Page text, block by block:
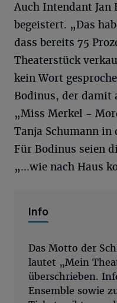
Auch Intendant Jan
begeistert. „Das
dass bereits 75
Theaterstück
kein Wort
Bodinus, der damit
„Miss Merkel -
Tanja Schumann
Für Bodinus seien
„...wie nach Haus
Info
Das Motto der
lautet „Mein
überschrieben.
Ensemble sowie